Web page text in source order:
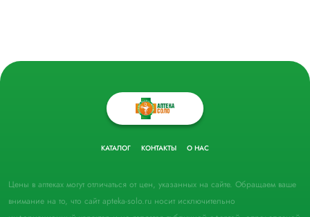
КАТАЛОГ КОНТАКТЫ О НАС
Цены в аптеках могут отличаться от цен, указанных на сайте. Обращаем ваше
внимание на то, что сайт apteka-solo.ru носит исключительно